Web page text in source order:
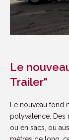
Emplois
CONTACT
Le
Trailer"
Le nouveau fond
polyvalence. Des
ou en sacs, ou